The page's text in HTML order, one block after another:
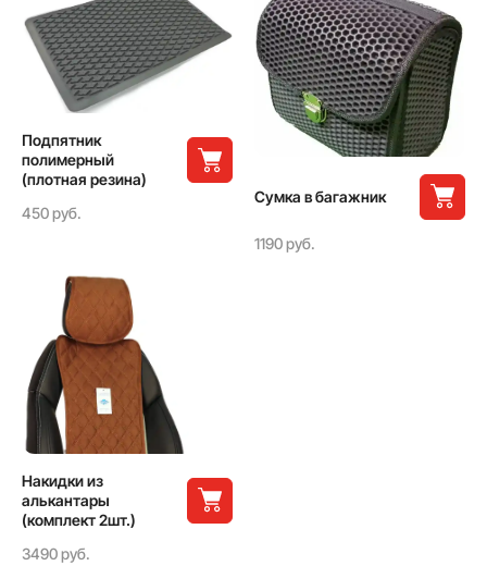
Подпятник
полимерный
(плотная резина)
450 руб.
Сумка в багажник
1190 руб.
Накидки из
алькантары
(комплект 2шт.)
3490 руб.